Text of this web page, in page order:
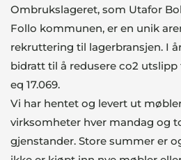
Ombrukslageret, som Utafor
Follo kommunen, er en unik
rekruttering til lagerbransjen. I
bidratt til å redusere co2
eq 17.069.
Vi har hentet og levert ut
virksomheter hver mandag og
gjenstander. Store summer er